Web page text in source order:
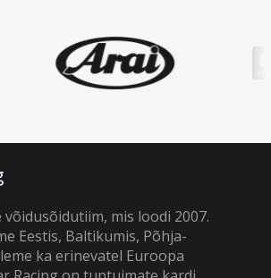
mis loodi 2007.
Eestis, Baltikumis, Põhja-
ka erinevatel Euroopa